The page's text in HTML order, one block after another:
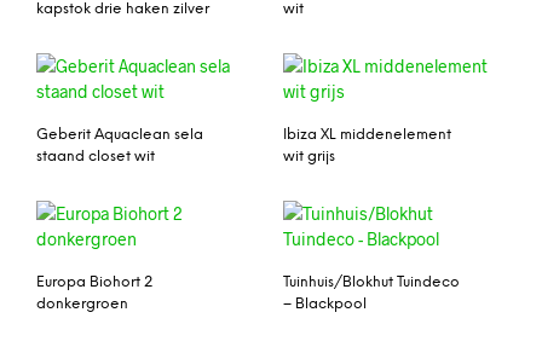
kapstok drie haken zilver
wit
Geberit Aquaclean sela
staand closet wit
Ibiza XL middenelement
wit grijs
Europa Biohort 2
donkergroen
Tuinhuis/Blokhut Tuindeco
– Blackpool